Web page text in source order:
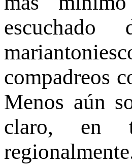
compadreos
Menos aún
claro, en